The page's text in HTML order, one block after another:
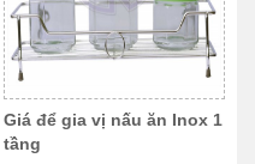
Giá để gia vị nấu ăn Inox 1
tầng